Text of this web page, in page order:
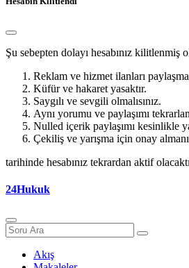
Şu sebepten dolayı hesabınız kilitlenmiş
Reklam ve hizmet ilanları
Küfür ve hakaret yasaktır.
Saygılı ve sevgili olmalısınız.
Aynı yorumu ve paylaşımı
Nulled içerik paylaşımı kesinlikle
Çekiliş ve yarışma için onay
tarihinde hesabınız tekrardan aktif
24Hukuk
Akış